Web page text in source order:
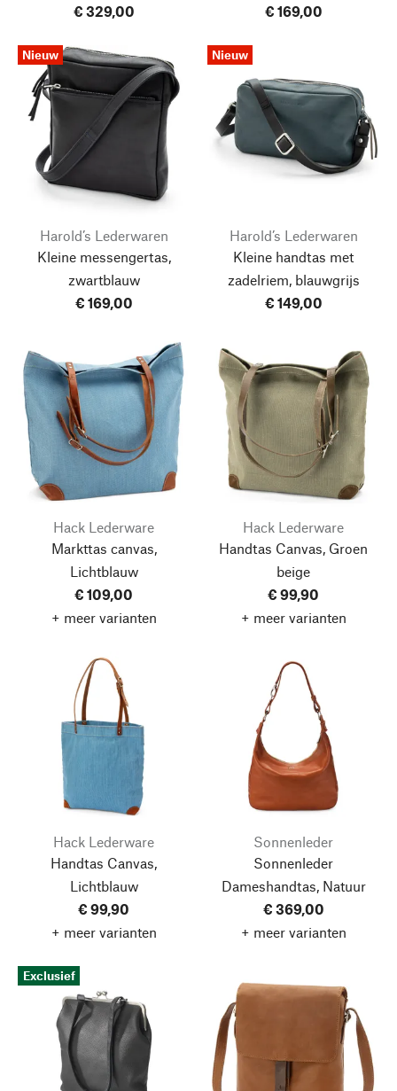
€ 329,00 € 169,00
Nieuw
Harold’s Lederwaren
Kleine messengertas,
zwartblauw
€ 169,00
Nieuw
Harold’s Lederwaren
Kleine handtas met
zadelriem, blauwgrijs
€ 149,00
Hack Lederware
Markttas canvas,
Lichtblauw
€ 109,00
+ meer varianten
Hack Lederware
Handtas Canvas, Groen
beige
€ 99,90
+ meer varianten
Hack Lederware
Handtas Canvas,
Lichtblauw
€ 99,90
+ meer varianten
Sonnenleder
Sonnenleder
Dameshandtas, Natuur
€ 369,00
+ meer varianten
Exclusief